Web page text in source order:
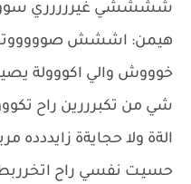
ششششي غيررررري
هيمن: اششش صوووووتج
خوووش والي اكووولة
شي من تكبرررين راح
الةة ولا حجايةة زايددده
حسيـت نفسي راح